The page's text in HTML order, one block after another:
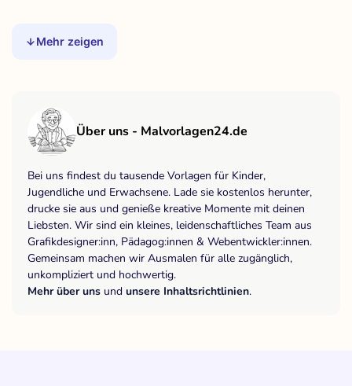
Mehr zeigen
Über uns - Malvorlagen24.de
Bei uns findest du tausende Vorlagen für Kinder,
Jugendliche und Erwachsene. Lade sie kostenlos herunter,
drucke sie aus und genieße kreative Momente mit deinen
Liebsten. Wir sind ein kleines, leidenschaftliches Team aus
Grafikdesigner:inn, Pädagog:innen & Webentwickler:innen.
Gemeinsam machen wir Ausmalen für alle zugänglich,
unkompliziert und hochwertig.
Mehr über uns und unsere Inhaltsrichtlinien.